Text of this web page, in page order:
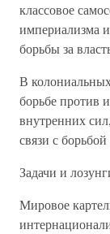
классовое
империализма
борьбы за
В
борьбе против
внутренних
связи с
Задачи и
Мировое